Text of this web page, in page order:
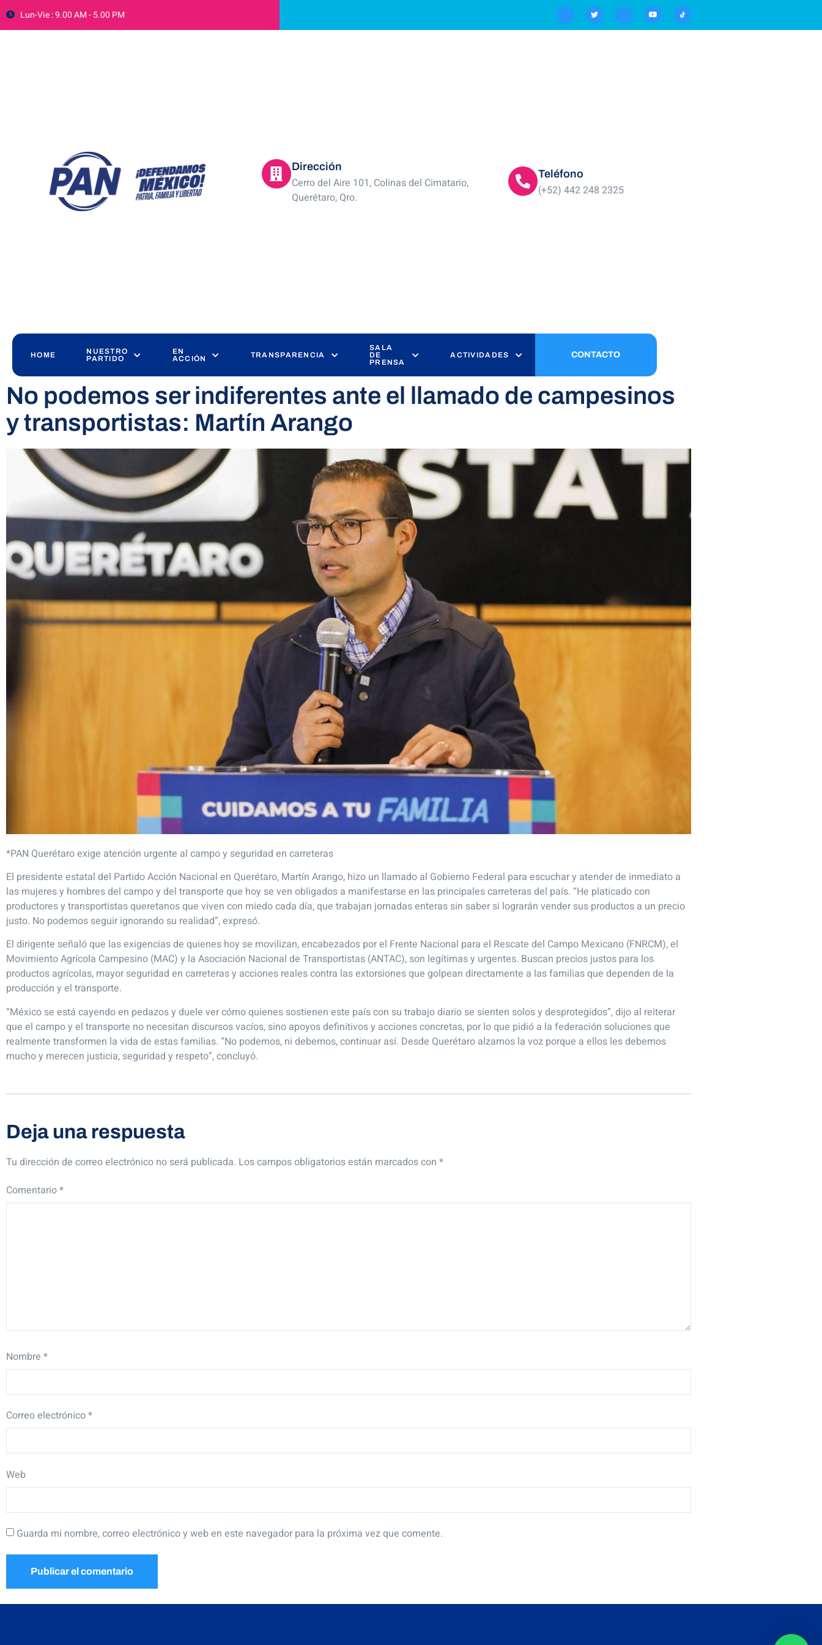
Lun-Vie : 9.00 AM - 5.00 PM
Dirección
Cerro del Aire 101, Colinas del Cimatario,
Querétaro, Qro.
Teléfono
(+52) 442 248 2325
HOME
NUESTRO
PARTIDO
EN
ACCIÓN
TRANSPARENCIA
SALA
DE
PRENSA
ACTIVIDADES CONTACTO
No podemos ser indiferentes ante el llamado de campesinos
y transportistas: Martín Arango
*PAN Querétaro exige atención urgente al campo y seguridad en carreteras
El presidente estatal del Partido Acción Nacional en Querétaro, Martín Arango, hizo un llamado al Gobierno Federal para escuchar y atender de inmediato a
las mujeres y hombres del campo y del transporte que hoy se ven obligados a manifestarse en las principales carreteras del país. “He platicado con
productores y transportistas queretanos que viven con miedo cada día, que trabajan jornadas enteras sin saber si lograrán vender sus productos a un precio
justo. No podemos seguir ignorando su realidad”, expresó.
El dirigente señaló que las exigencias de quienes hoy se movilizan, encabezados por el Frente Nacional para el Rescate del Campo Mexicano (FNRCM), el
Movimiento Agrícola Campesino (MAC) y la Asociación Nacional de Transportistas (ANTAC), son legítimas y urgentes. Buscan precios justos para los
productos agrícolas, mayor seguridad en carreteras y acciones reales contra las extorsiones que golpean directamente a las familias que dependen de la
producción y el transporte.
“México se está cayendo en pedazos y duele ver cómo quienes sostienen este país con su trabajo diario se sienten solos y desprotegidos”, dijo al reiterar
que el campo y el transporte no necesitan discursos vacíos, sino apoyos definitivos y acciones concretas, por lo que pidió a la federación soluciones que
realmente transformen la vida de estas familias. “No podemos, ni debemos, continuar así. Desde Querétaro alzamos la voz porque a ellos les debemos
mucho y merecen justicia, seguridad y respeto”, concluyó.
Deja una respuesta
Tu dirección de correo electrónico no será publicada. Los campos obligatorios están marcados con *
Comentario*
Nombre *
Correo electrónico*
Web
Guarda mi nombre, correo electrónico y web en este navegador para la próxima vez que comente.